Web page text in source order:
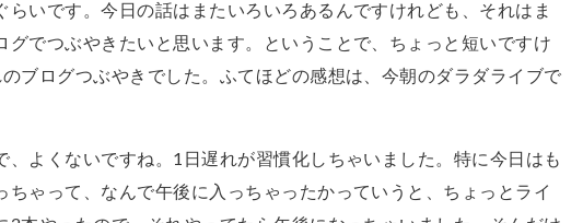
らいです。今日の話はまたいろいろあるんですけれども、それはま
グでつぶやきたいと思います。ということで、ちょっと短いですけ
ブログつぶやきでした。ふてほどの感想は、今朝のダラダライブで
、よくないですね。1日遅れが習慣化しちゃいました。特に今日はも
ちゃって、なんで午後に入っちゃったかっていうと、ちょっとライ